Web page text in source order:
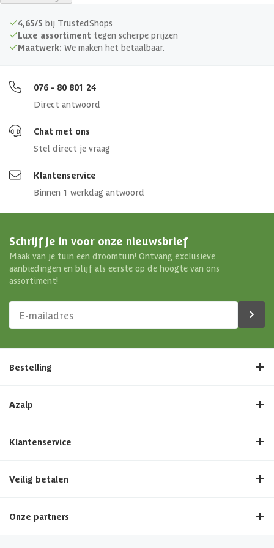
slag? Dan kunnen de professionals van onze opbouwservice dit voor
je verzorgen.
4,65/5 bij TrustedShops
Luxe assortiment tegen scherpe prijzen
Maatwerk: We maken het betaalbaar.
076 - 80 801 24
Direct antwoord
Chat met ons
Stel direct je vraag
Klantenservice
Binnen 1 werkdag antwoord
Schrijf je in voor onze nieuwsbrief
Maak van je tuin een droomtuin! Ontvang exclusieve
aanbiedingen en blijf als eerste op de hoogte van ons
assortiment!
Bestelling
Azalp
Klantenservice
Veilig betalen
Onze partners